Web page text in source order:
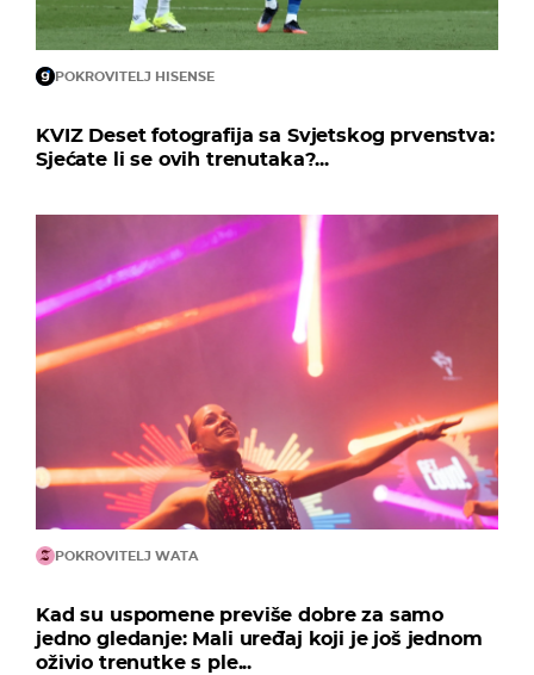
POKROVITELJ HISENSE
KVIZ Deset fotografija sa Svjetskog prvenstva:
Sjećate li se ovih trenutaka?...
POKROVITELJ WATA
Kad su uspomene previše dobre za samo
jedno gledanje: Mali uređaj koji je još jednom
oživio trenutke s ple...